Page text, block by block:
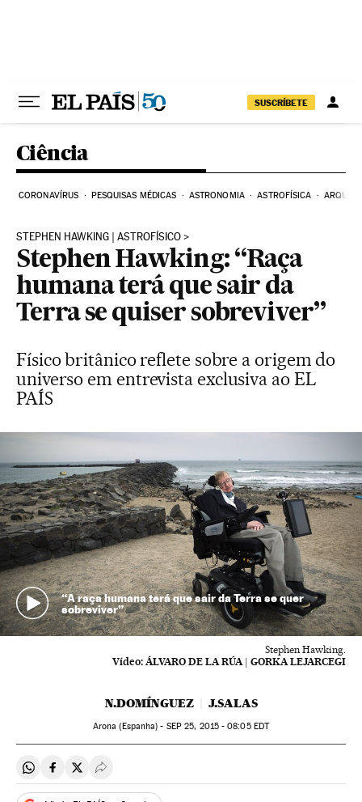
SUSCRÍBETE
Ciência
CORONAVÍRUS PESQUISAS MÉDICAS ASTRONOMIA ASTROFÍSICA
STEPHEN HAWKING | ASTROFÍSICO
Stephen Hawking: “Raça
humana terá que sair da
Terra se quiser sobreviver”
Físico britânico reflete sobre a origem do
universo em entrevista exclusiva ao EL
PAÍS
“A raça humana terá que sair da Terra se quer
sobreviver”
Stephen Hawking.
Vídeo: ÁLVARO DE LA RÚA | GORKA LEJARCEGI
N.DOMÍNGUEZ J.SALAS
Arona (Espanha) - SEP 25, 2015 - 08:05EDT
Compartir en Whatsapp
Compartir en Facebook
Compartir en Twitter
Desplegar Redes Sociales